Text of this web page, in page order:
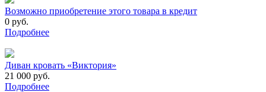
Возможно приобретение этого товара в кредит
0 руб.
Подробнее
Диван кровать «Виктория»
21 000 руб.
Подробнее